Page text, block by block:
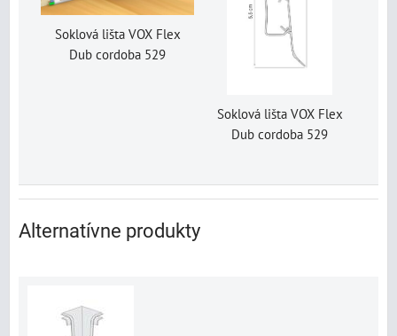
Soklová lišta VOX Flex
Dub cordoba 529
Soklová lišta VOX Flex
Dub cordoba 529
Alternatívne produkty